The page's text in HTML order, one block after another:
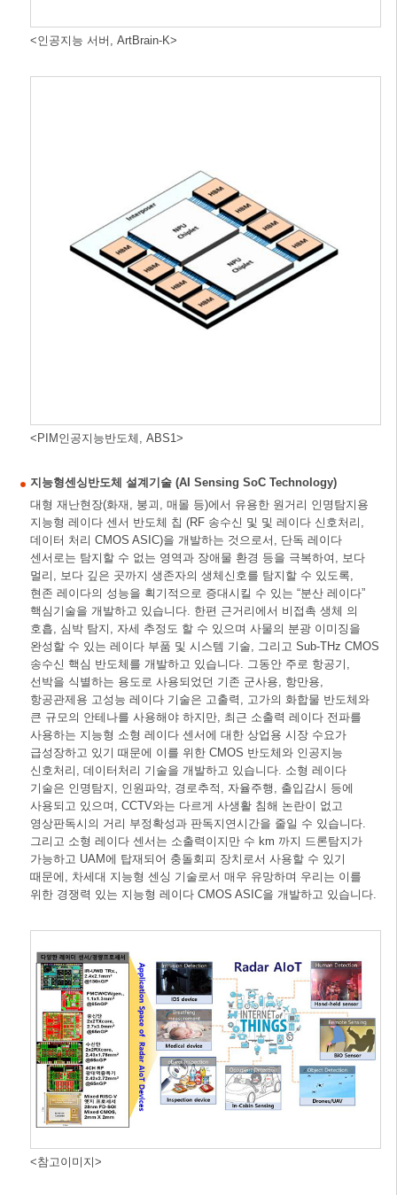
<인공지능 서버, ArtBrain-K>
<PIM인공지능반도체, ABS1>
지능형센싱반도체 설계기술 (AI Sensing SoC Technology)
대형 재난현장(화재, 붕괴, 매몰 등)에서 유용한 원거리 인명탐지용
지능형 레이다 센서 반도체 칩 (RF 송수신 및 및 레이다 신호처리,
데이터 처리 CMOS ASIC)을 개발하는 것으로서, 단독 레이다
센서로는 탐지할 수 없는 영역과 장애물 환경 등을 극복하여, 보다
멀리, 보다 깊은 곳까지 생존자의 생체신호를 탐지할 수 있도록,
현존 레이다의 성능을 획기적으로 증대시킬 수 있는 “분산 레이다”
핵심기술을 개발하고 있습니다. 한편 근거리에서 비접촉 생체 의
호흡, 심박 탐지, 자세 추정도 할 수 있으며 사물의 분광 이미징을
완성할 수 있는 레이다 부품 및 시스템 기술, 그리고 Sub-THz CMOS
송수신 핵심 반도체를 개발하고 있습니다. 그동안 주로 항공기,
선박을 식별하는 용도로 사용되었던 기존 군사용, 항만용,
항공관제용 고성능 레이다 기술은 고출력, 고가의 화합물 반도체와
큰 규모의 안테나를 사용해야 하지만, 최근 소출력 레이다 전파를
사용하는 지능형 소형 레이다 센서에 대한 상업용 시장 수요가
급성장하고 있기 때문에 이를 위한 CMOS 반도체와 인공지능
신호처리, 데이터처리 기술을 개발하고 있습니다. 소형 레이다
기술은 인명탐지, 인원파악, 경로추적, 자율주행, 출입감시 등에
사용되고 있으며, CCTV와는 다르게 사생활 침해 논란이 없고
영상판독시의 거리 부정확성과 판독지연시간을 줄일 수 있습니다.
그리고 소형 레이다 센서는 소출력이지만 수 km 까지 드론탐지가
가능하고 UAM에 탑재되어 충돌회피 장치로서 사용할 수 있기
때문에, 차세대 지능형 센싱 기술로서 매우 유망하며 우리는 이를
위한 경쟁력 있는 지능형 레이다 CMOS ASIC을 개발하고 있습니다.
<참고이미지>